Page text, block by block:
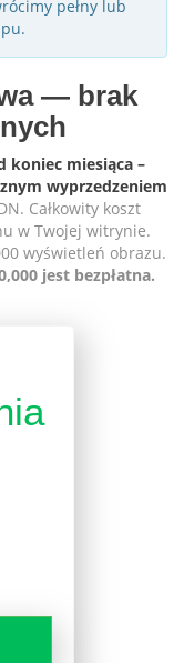
pełny lub
— brak
koniec miesiąca –
wyprzedzeniem
Całkowity koszt
w Twojej witrynie.
wyświetleń obrazu.
jest bezpłatna.